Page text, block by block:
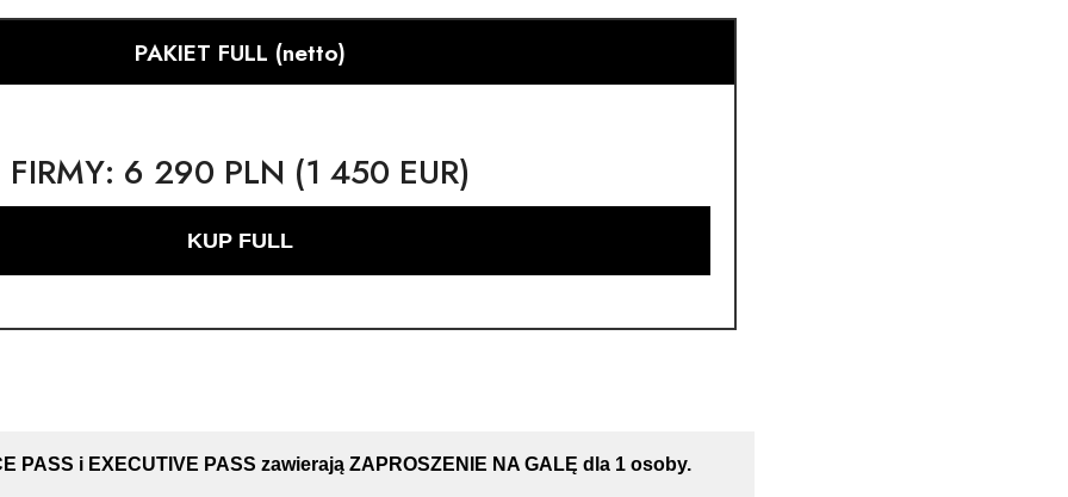
PAKIET FULL (netto)
FIRMY: 6 290 PLN (1 450 EUR)
KUP FULL
PASS i EXECUTIVE PASS zawierają ZAPROSZENIE NA GALĘ dla 1 osoby.